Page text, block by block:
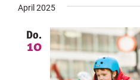
April 2025
Do.
10